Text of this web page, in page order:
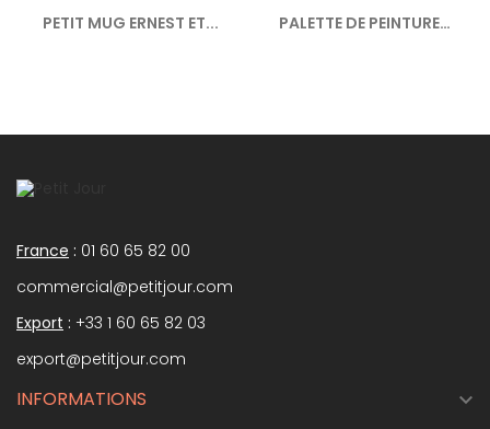
PETIT MUG ERNEST ET...
PALETTE DE PEINTURE
France : 01 60 65 82 00
commercial@petitjour.com
Export : +33 1 60 65 82 03
export@petitjour.com
INFORMATIONS 